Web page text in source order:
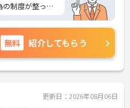
な再雇用制度が
して長く活躍し
制度が整って
ど、さらに詳
ください。
無料 紹介してもらう
更新日：2026年08月06日